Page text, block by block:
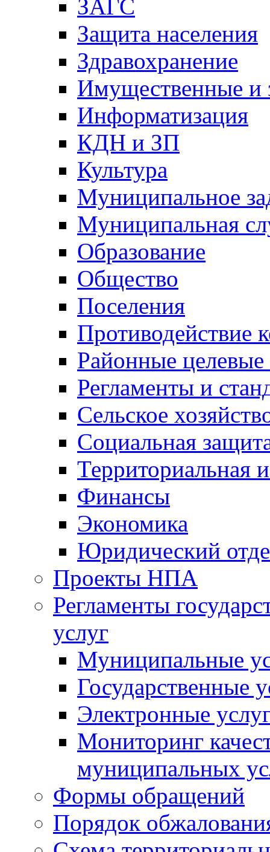
ЗАГС
Защита населения
Здравохранение
Имущественные и
Информатизация
КДН и ЗП
Культура
Муниципальное
Муниципальная
Образование
Общество
Поселения
Противодействие
Районные
Регламенты и
Сельское
Социальная
Территориальная
Финансы
Экономика
Юридический
Проекты НПА
Регламенты
услуг
Муниципальные
Государственные
Электронные
Мониторинг
муниципальных
Формы обращений
Порядок